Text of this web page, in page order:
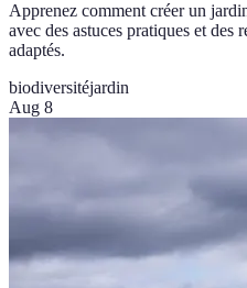
Apprenez comment créer un
avec des astuces pratiques et des
adaptés.
biodiversitéjardin
Aug 8